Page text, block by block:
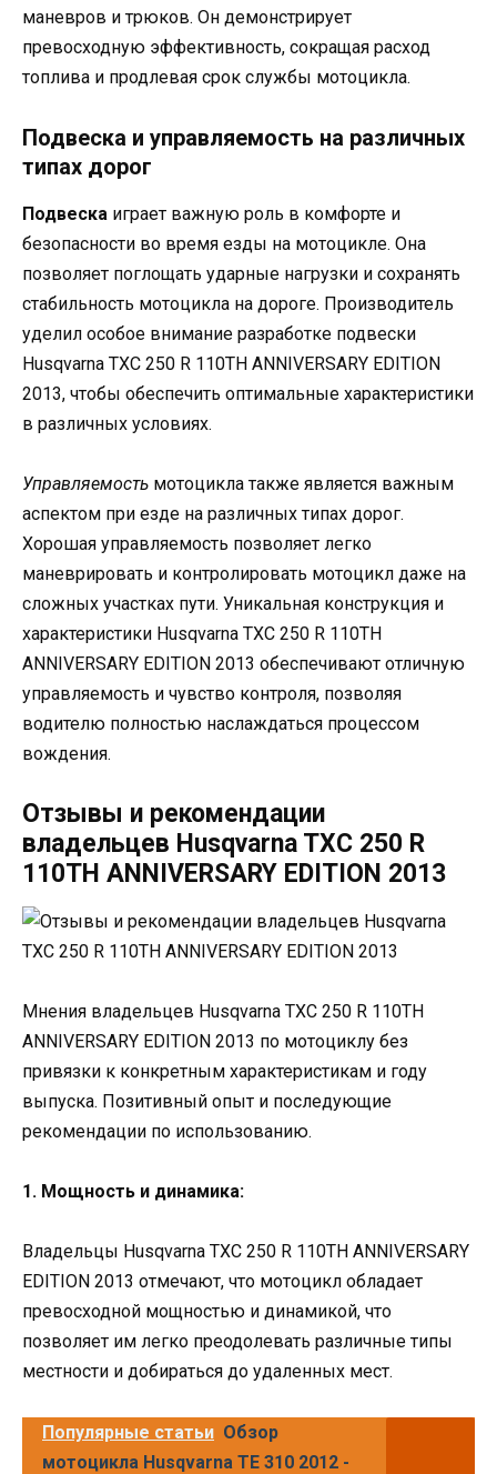
маневров и трюков. Он демонстрирует
превосходную эффективность, сокращая расход
топлива и продлевая срок службы мотоцикла.
Подвеска и управляемость на различных
типах дорог
Подвеска играет важную роль в комфорте и
безопасности во время езды на мотоцикле. Она
позволяет поглощать ударные нагрузки и сохранять
стабильность мотоцикла на дороге. Производитель
уделил особое внимание разработке подвески
Husqvarna TXC 250 R 110TH ANNIVERSARY EDITION
2013, чтобы обеспечить оптимальные характеристики
в различных условиях.
Управляемость мотоцикла также является важным
аспектом при езде на различных типах дорог.
Хорошая управляемость позволяет легко
маневрировать и контролировать мотоцикл даже на
сложных участках пути. Уникальная конструкция и
характеристики Husqvarna TXC 250 R 110TH
ANNIVERSARY EDITION 2013 обеспечивают отличную
управляемость и чувство контроля, позволяя
водителю полностью наслаждаться процессом
вождения.
Отзывы и рекомендации
владельцев Husqvarna TXC 250 R
110TH ANNIVERSARY EDITION 2013
Мнения владельцев Husqvarna TXC 250 R 110TH
ANNIVERSARY EDITION 2013 по мотоциклу без
привязки к конкретным характеристикам и году
выпуска. Позитивный опыт и последующие
рекомендации по использованию.
1. Мощность и динамика:
Владельцы Husqvarna TXC 250 R 110TH ANNIVERSARY
EDITION 2013 отмечают, что мотоцикл обладает
превосходной мощностью и динамикой, что
позволяет им легко преодолевать различные типы
местности и добираться до удаленных мест.
Популярные статьи Обзор
мотоцикла Husqvarna TE 310 2012 -